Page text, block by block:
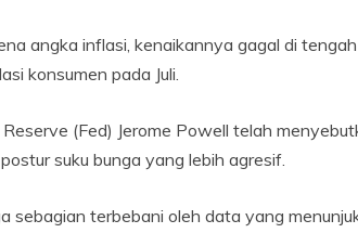
angka inflasi, kenaikannya gagal di
konsumen pada Juli.
(Fed) Jerome Powell telah
suku bunga yang lebih agresif.
sebagian terbebani oleh data yang